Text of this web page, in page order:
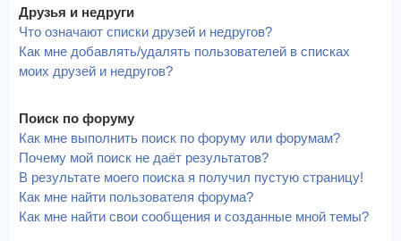
Друзья и недруги
Что означают списки друзей и недругов?
Как мне добавлять/удалять пользователей в списках
моих друзей и недругов?
Поиск по форуму
Как мне выполнить поиск по форуму или форумам?
Почему мой поиск не даёт результатов?
В результате моего поиска я получил пустую страницу!
Как мне найти пользователя форума?
Как мне найти свои сообщения и созданные мной темы?